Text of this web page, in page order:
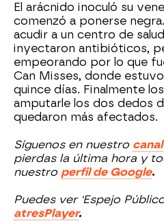
El arácnido inoculó su
comenzó a ponerse
acudir a un centro de
inyectaron antibióticos,
empeorando por lo que
Can Misses, donde
quince días. Finalmente
amputarle los dos dedos
quedaron más afectados.
Síguenos en nuestro
pierdas la última hora y
nuestro perfil de Google.
Puedes ver 'Espejo
atresPlayer.